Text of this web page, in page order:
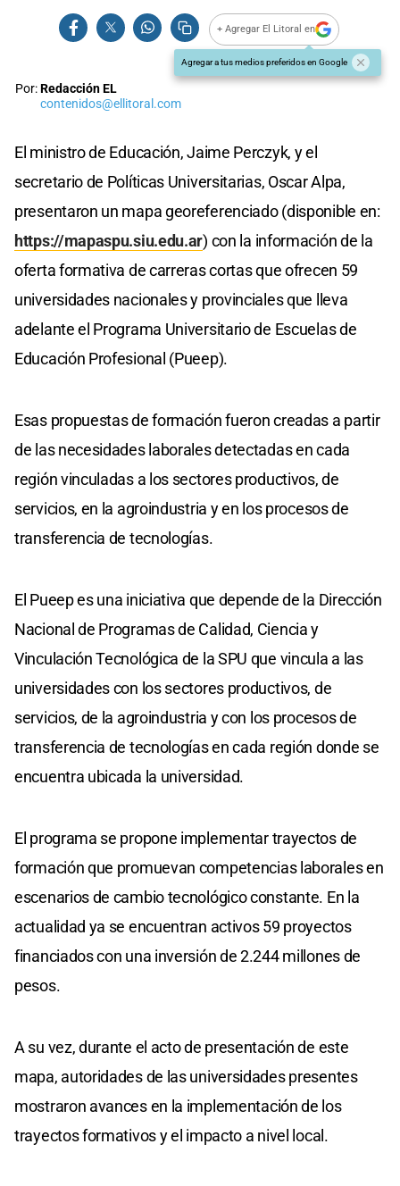
+ Agregar El Litoral en
Agregar a tus medios preferidos en Google
Por:Redacción EL
contenidos@ellitoral.com
El ministro de Educación, Jaime Perczyk, y el
secretario de Políticas Universitarias, Oscar Alpa,
presentaron un mapa georeferenciado (disponible en:
https://mapaspu.siu.edu.ar) con la información de la
oferta formativa de carreras cortas que ofrecen 59
universidades nacionales y provinciales que lleva
adelante el Programa Universitario de Escuelas de
Educación Profesional (Pueep).
Esas propuestas de formación fueron creadas a partir
de las necesidades laborales detectadas en cada
región vinculadas a los sectores productivos, de
servicios, en la agroindustria y en los procesos de
transferencia de tecnologías.
El Pueep es una iniciativa que depende de la Dirección
Nacional de Programas de Calidad, Ciencia y
Vinculación Tecnológica de la SPU que vincula a las
universidades con los sectores productivos, de
servicios, de la agroindustria y con los procesos de
transferencia de tecnologías en cada región donde se
encuentra ubicada la universidad.
El programa se propone implementar trayectos de
formación que promuevan competencias laborales en
escenarios de cambio tecnológico constante. En la
actualidad ya se encuentran activos 59 proyectos
financiados con una inversión de 2.244 millones de
pesos.
A su vez, durante el acto de presentación de este
mapa, autoridades de las universidades presentes
mostraron avances en la implementación de los
trayectos formativos y el impacto a nivel local.